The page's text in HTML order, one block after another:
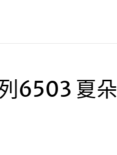
6503 夏朵